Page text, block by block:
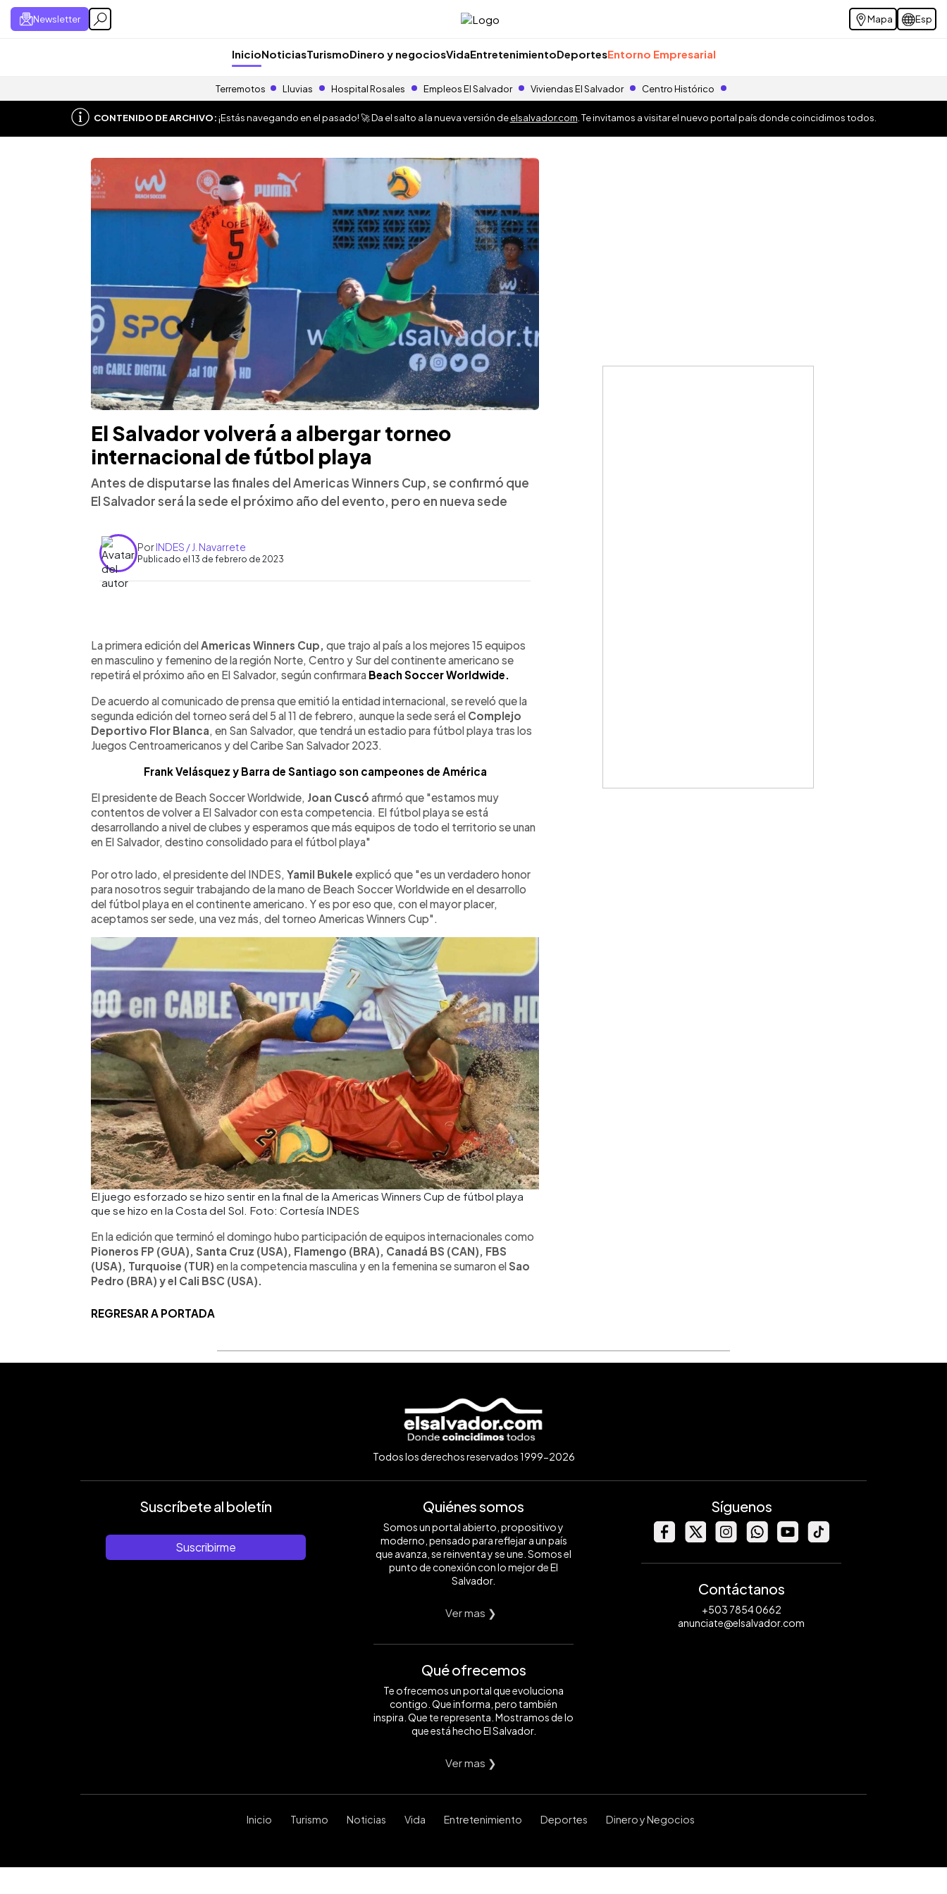
Newsletter Mapa Esp
InicioNoticiasTurismoDinero y negociosVidaEntretenimientoDeportesEntorno Empresarial
Terremotos Lluvias Hospital Rosales Empleos El Salvador Viviendas El Salvador Centro Histórico
CONTENIDO DE ARCHIVO:¡Estás navegando en el pasado! 🚀 Da el salto a la nueva versión deelsalvador.com . Te invitamos a visitar el nuevo portal país donde coincidimos todos.
El Salvador volverá a albergar torneo
internacional de fútbol playa
Antes de disputarse las finales del Americas Winners Cup, se confirmó que
El Salvador será la sede el próximo año del evento, pero en nueva sede
PorINDES / J. Navarrete
Publicado el 13 de febrero de 2023
Escuchar artículo
La primera edición del Americas Winners Cup, que trajo al país a los mejores 15 equipos
en masculino y femenino de la región Norte, Centro y Sur del continente americano se
repetirá el próximo año en El Salvador, según confirmara Beach Soccer Worldwide.
De acuerdo al comunicado de prensa que emitió la entidad internacional, se reveló que la
segunda edición del torneo será del 5 al 11 de febrero, aunque la sede será el Complejo
Deportivo Flor Blanca , en San Salvador, que tendrá un estadio para fútbol playa tras los
Juegos Centroamericanos y del Caribe San Salvador 2023.
Frank Velásquez y Barra de Santiago son campeones de América
El presidente de Beach Soccer Worldwide, Joan Cuscó afirmó que "estamos muy
contentos de volver a El Salvador con esta competencia. El fútbol playa se está
desarrollando a nivel de clubes y esperamos que más equipos de todo el territorio se unan
en El Salvador, destino consolidado para el fútbol playa"
Por otro lado, el presidente del INDES, Yamil Bukele explicó que "es un verdadero honor
para nosotros seguir trabajando de la mano de Beach Soccer Worldwide en el desarrollo
del fútbol playa en el continente americano. Y es por eso que, con el mayor placer,
aceptamos ser sede, una vez más, del torneo Americas Winners Cup".
El juego esforzado se hizo sentir en la final de la Americas Winners Cup de fútbol playa
que se hizo en la Costa del Sol. Foto: Cortesía INDES
En la edición que terminó el domingo hubo participación de equipos internacionales como
Pioneros FP (GUA), Santa Cruz (USA), Flamengo (BRA), Canadá BS (CAN), FBS
(USA), Turquoise (TUR) en la competencia masculina y en la femenina se sumaron el Sao
Pedro (BRA) y el Cali BSC (USA).
REGRESAR A PORTADA
Todos los derechos reservados 1999-2026
Suscríbete al boletín
Suscribirme
Quiénes somos
Somos un portal abierto, propositivo y
moderno, pensado para reflejar a un país
que avanza, se reinventa y se une. Somos el
punto de conexión con lo mejor de El
Salvador.
Ver mas ❯
Qué ofrecemos
Te ofrecemos un portal que evoluciona
contigo. Que informa, pero también
inspira. Que te representa. Mostramos de lo
que está hecho El Salvador.
Ver mas ❯
Síguenos
Contáctanos
+503 7854 0662
anunciate@elsalvador.com
Inicio Turismo Noticias Vida Entretenimiento Deportes Dinero y Negocios